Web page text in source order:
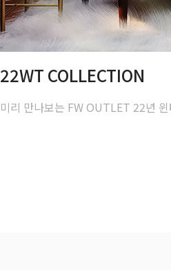
22WT COLLECTION
미리 만나보는 FW OUTLET 22년